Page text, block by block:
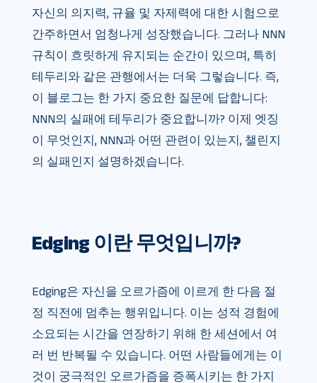
자신의 의지력, 규율 및 자제력에 대한 시험으로
간주하면서 엄청나게 성장했습니다. 그러나 NNN
규칙이 흐릿하게 유지되는 순간이 있으며, 특히
테두리와 같은 관행에서는 더욱 그렇습니다. 즉,
이 블로그는 한 가지 중요한 질문에 답합니다:
NNN의 실패에 테두리가 중요합니까? 이제 엣징
이 무엇인지, NNN과 어떤 관련이 있는지, 챌린지
의 실패인지 설명하겠습니다.
Edging 이란 무엇입니까?
Edging은 자신을 오르가즘에 이르게 한 다음 절
정 직전에 멈추는 행위입니다. 이는 성적 경험에
소요되는 시간을 연장하기 위해 한 세션에서 여
러 번 반복될 수 있습니다. 어떤 사람들에게는 이
것이 궁극적인 오르가즘을 증폭시키는 한 가지